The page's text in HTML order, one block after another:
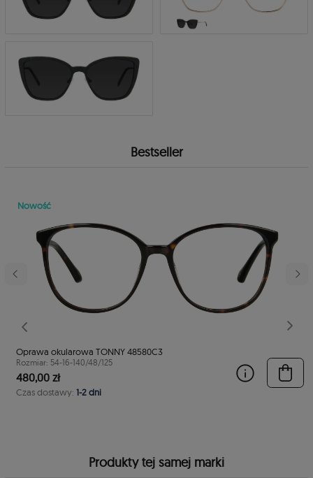
Bestseller
Poprzedni
Nowość
Oprawa okularowa TONNY 48580C3
Rozmiar: 54-16-140/48/125
480,00 zł
Czas dostawy: 1-2 dni
Produkty tej samej marki